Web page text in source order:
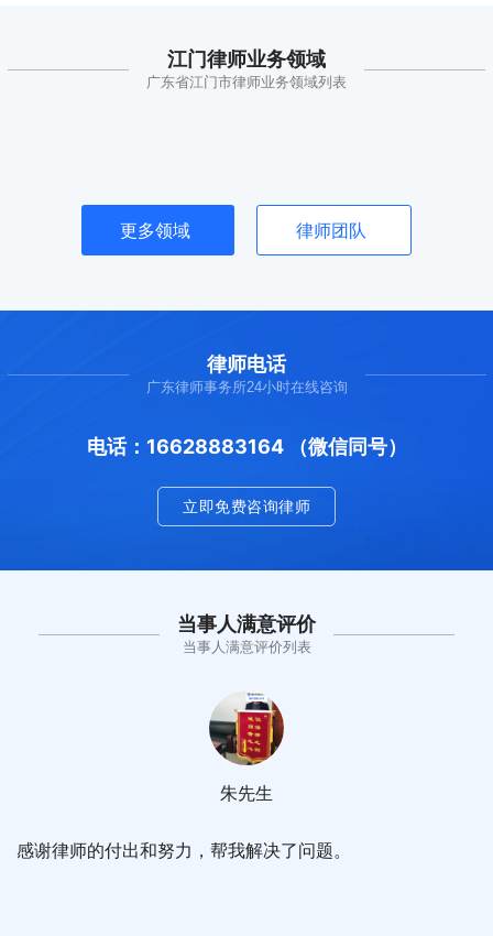
江门律师业务领域
广东省江门市律师业务领域列表
更多领域 律师团队
律师电话
广东律师事务所24小时在线咨询
电话：16628883164 （微信同号）
立即免费咨询律师
当事人满意评价
当事人满意评价列表
感谢律师的付出和努力，帮我解决了问题。
朱先生